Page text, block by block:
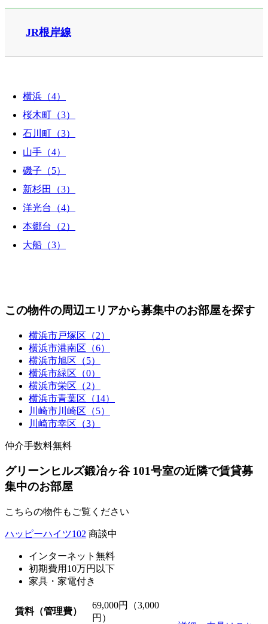
JR根岸線
横浜（4）
桜木町（3）
石川町（3）
山手（4）
磯子（5）
新杉田（3）
洋光台（4）
本郷台（2）
大船（3）
この物件の周辺エリアから募集中のお部屋を探す
横浜市戸塚区（2）
横浜市港南区（6）
横浜市旭区（5）
横浜市緑区（0）
横浜市栄区（2）
横浜市青葉区（14）
川崎市川崎区（5）
川崎市幸区（3）
仲介手数料無料
グリーンヒルズ鍛冶ヶ谷 101号室の近隣で賃貸募
集中のお部屋
こちらの物件もご覧ください
ハッピーハイツ102 商談中
インターネット無料
初期費用10万円以下
家具・家電付き
賃料（管理費）
69,000円（3,000
円）